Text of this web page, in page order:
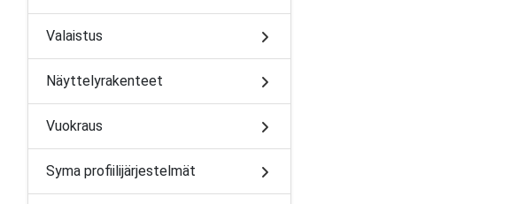
Valaistus
Näyttelyrakenteet
Vuokraus
Syma profiilijärjestelmät